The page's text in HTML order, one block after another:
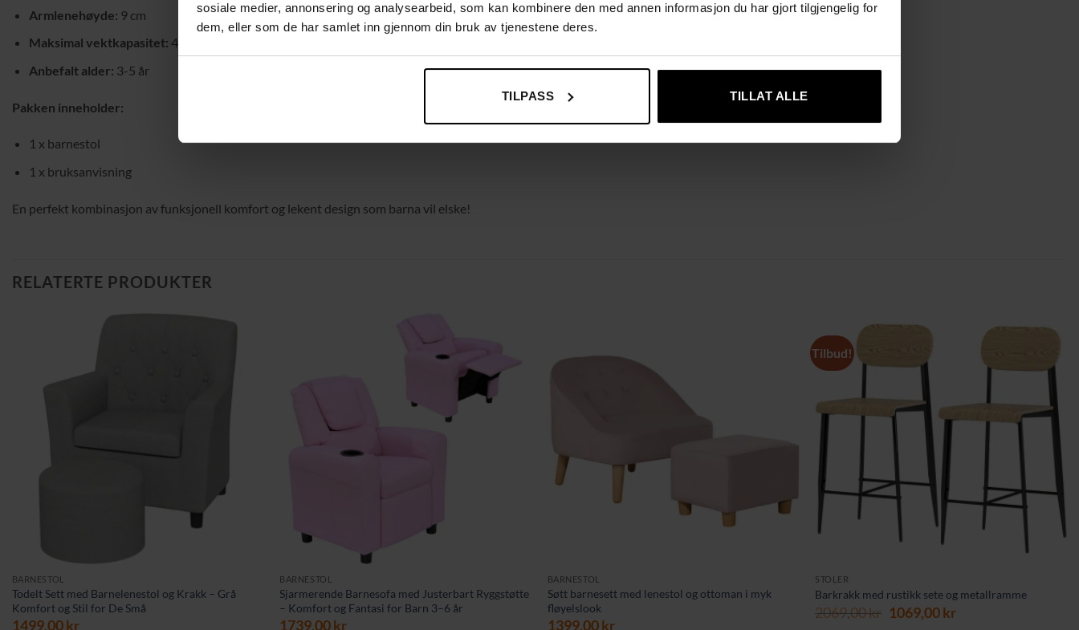
sosiale medier, annonsering og analysearbeid, som kan kombinere den med annen informasjon du har gjort tilgjengelig for
dem, eller som de har samlet inn gjennom din bruk av tjenestene deres.
TILPASS TILLAT ALLE
Armlenehøyde: 9 cm
Maksimal vektkapasitet: 45 kg
Anbefalt alder: 3-5 år
Pakken inneholder:
1 x barnestol
1 x bruksanvisning
En perfekt kombinasjon av funksjonell komfort og lekent design som barna vil elske!
RELATERTE PRODUKTER
BARNESTOL
Todelt Sett med Barnelenestol og Krakk – Grå
Komfort og Stil for De Små
1499,00kr
BARNESTOL
Sjarmerende Barnesofa med Justerbart Ryggstøtte
– Komfort og Fantasi for Barn 3–6 år
1739,00kr
BARNESTOL
Søtt barnesett med lenestol og ottoman i myk
fløyelslook
1399,00kr
Tilbud!
STOLER
Barkrakk med rustikk sete og metallramme
2069,00kr Opprinnelig
1069,00krNåværende